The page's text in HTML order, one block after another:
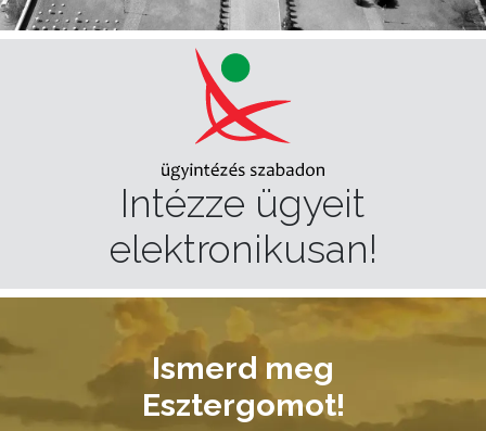
Intézze ügyeit
elektronikusan!
Ismerd meg
Esztergomot!